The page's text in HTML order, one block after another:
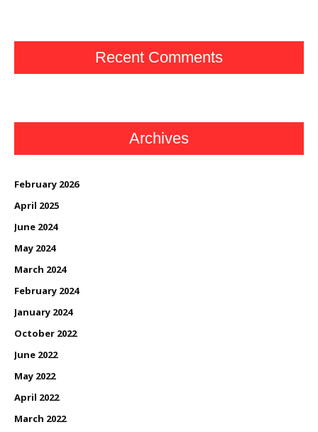
Recent Comments
Archives
February 2026
April 2025
June 2024
May 2024
March 2024
February 2024
January 2024
October 2022
June 2022
May 2022
April 2022
March 2022